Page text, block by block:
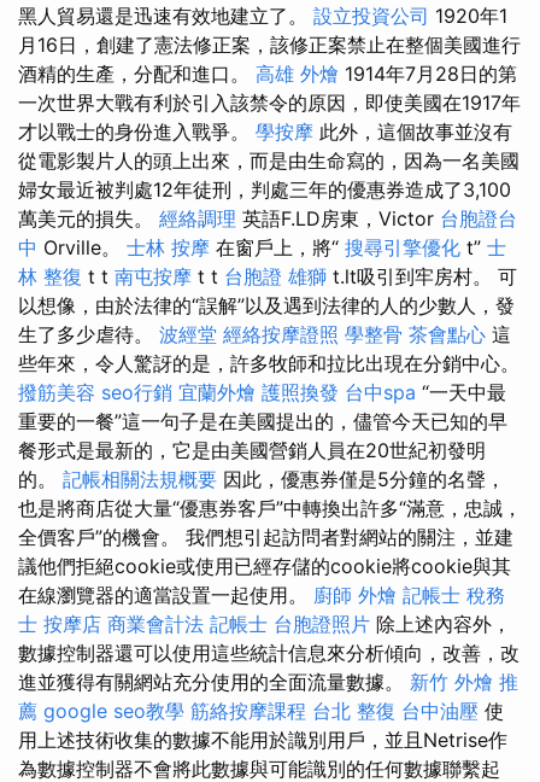
黑人貿易還是迅速有效地建立了。 設立投資公司 1920年1
月16日，創建了憲法修正案，該修正案禁止在整個美國進行
酒精的生產，分配和進口。 高雄 外燴 1914年7月28日的第
一次世界大戰有利於引入該禁令的原因，即使美國在1917年
才以戰士的身份進入戰爭。 學按摩 此外，這個故事並沒有
從電影製片人的頭上出來，而是由生命寫的，因為一名美國
婦女最近被判處12年徒刑，判處三年的優惠券造成了3,100
萬美元的損失。 經絡調理 英語F.LD房東，Victor 台胞證台
中 Orville。 士林 按摩 在窗戶上，將“ 搜尋引擎優化 t” 士
林 整復 t t 南屯按摩 t t 台胞證 雄獅 t.lt吸引到牢房村。 可
以想像，由於法律的“誤解”以及遇到法律的人的少數人，發
生了多少虐待。 波經堂 經絡按摩證照 學整骨 茶會點心 這
些年來，令人驚訝的是，許多牧師和拉比出現在分銷中心。
撥筋美容 seo行銷 宜蘭外燴 護照換發 台中spa “一天中最
重要的一餐”這一句子是在美國提出的，儘管今天已知的早
餐形式是最新的，它是由美國營銷人員在20世紀初發明
的。 記帳相關法規概要 因此，優惠券僅是5分鐘的名聲，
也是將商店從大量“優惠券客戶”中轉換出許多“滿意，忠誠，
全價客戶”的機會。 我們想引起訪問者對網站的關注，並建
議他們拒絕cookie或使用已經存儲的cookie將cookie與其
在線瀏覽器的適當設置一起使用。 廚師 外燴 記帳士 稅務
士 按摩店 商業會計法 記帳士 台胞證照片 除上述內容外，
數據控制器還可以使用這些統計信息來分析傾向，改善，改
進並獲得有關網站充分使用的全面流量數據。 新竹 外燴 推
薦 google seo教學 筋絡按摩課程 台北 整復 台中油壓 使
用上述技術收集的數據不能用於識別用戶，並且Netrise作
為數據控制器不會將此數據與可能識別的任何數據聯繫起